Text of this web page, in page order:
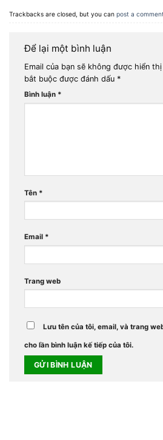
Trackbacks are closed, but you can post a
Để lại một bình luận
Email của bạn sẽ không được hiển
bắt buộc được đánh dấu *
Bình luận *
Tên *
Email *
Trang web
Lưu tên của tôi, email, và trang
cho lần bình luận kế tiếp của tôi.